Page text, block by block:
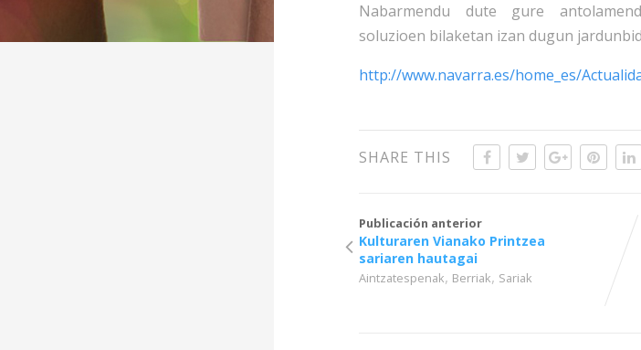
Nabarmendu dute gure
soluzioen bilaketan izan dugun
http://www.navarra.es/home_es/
SHARE THIS
Publicación anterior
Kulturaren Vianako Printzea
sariaren hautagai
Aintzatespenak, Berriak, Sariak